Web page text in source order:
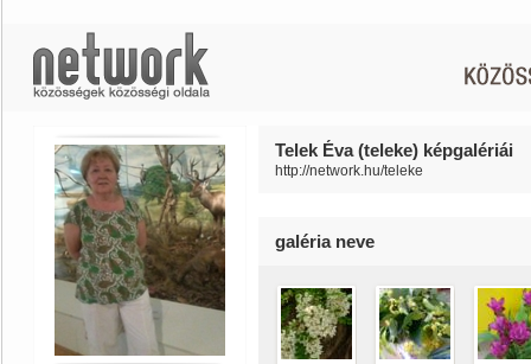
Telek Éva (teleke) képgalériái
http://network.hu/teleke
galéria neve